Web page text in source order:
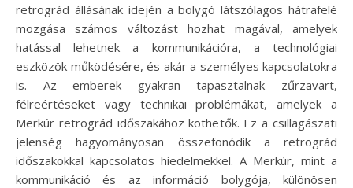
retrográd állásának idején a bolygó látszólagos hátrafelé
mozgása számos változást hozhat magával, amelyek
hatással lehetnek a kommunikációra, a technológiai
eszközök működésére, és akár a személyes kapcsolatokra
is. Az emberek gyakran tapasztalnak zűrzavart,
félreértéseket vagy technikai problémákat, amelyek a
Merkúr retrográd időszakához köthetők. Ez a csillagászati
jelenség hagyományosan összefonódik a retrográd
időszakokkal kapcsolatos hiedelmekkel. A Merkúr, mint a
kommunikáció és az információ bolygója, különösen